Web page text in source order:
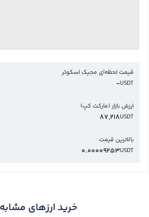
قیمت لحظه‌ای مجیک اسکوئر
USDT
-
ارزش بازار (مارکت کپ)
USDT
87,218
بالاترین قیمت
USDT
0.00009253
خرید ارزهای مشابه